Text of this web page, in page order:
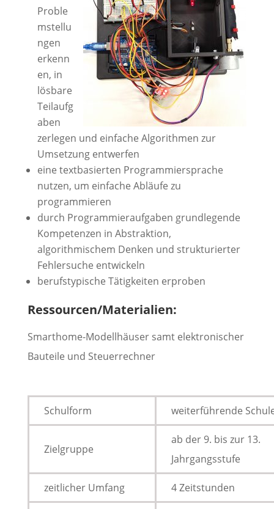
Proble
mstellu
ngen
erkenn
en, in
lösbare
Teilaufg
aben
zerlegen und einfache Algorithmen zur
Umsetzung entwerfen
eine textbasierten Programmiersprache
nutzen, um einfache Abläufe zu
programmieren
durch Programmieraufgaben grundlegende
Kompetenzen in Abstraktion,
algorithmischem Denken und strukturierter
Fehlersuche entwickeln
berufstypische Tätigkeiten erproben
Ressourcen/Materialien:
Smarthome-Modellhäuser samt elektronischer
Bauteile und Steuerrechner
Schulform weiterführende
Zielgruppe
ab der 9. bis zur 13.
Jahrgangsstufe
zeitlicher Umfang 4 Zeitstunden